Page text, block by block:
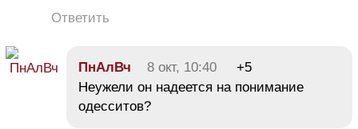
Ответить
ПнАлВч 8 окт, 10:40
+5
Неужели он надеется на понимание
одесситов?